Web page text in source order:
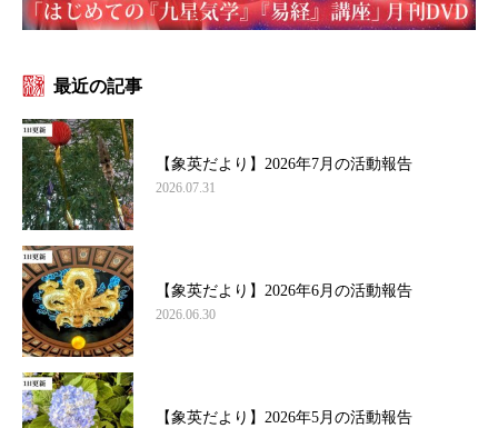
最近の記事
【象英だより】2026年7月の活動報告
2026.07.31
【象英だより】2026年6月の活動報告
2026.06.30
【象英だより】2026年5月の活動報告